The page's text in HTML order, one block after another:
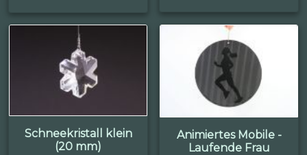
Schneekristall klein
(20 mm)
Animiertes Mobile -
Laufende Frau